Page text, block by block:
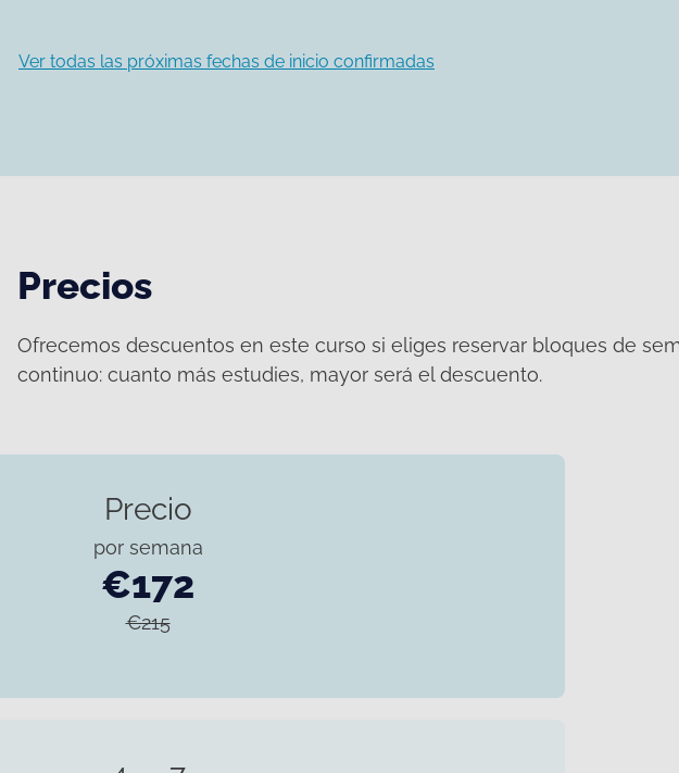
Ver todas las próximas fechas de inicio confirmadas
Precios
Ofrecemos descuentos en este curso si eliges reservar bloques de
continuo: cuanto más estudies, mayor será el descuento.
Precio
por semana
€172
€215